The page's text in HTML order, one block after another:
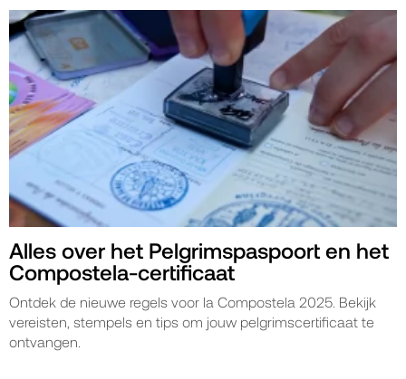
Alles over het Pelgrimspaspoort en het
Compostela-certificaat
Ontdek de nieuwe regels voor la Compostela 2025. Bekijk
vereisten, stempels en tips om jouw pelgrimscertificaat te
ontvangen.